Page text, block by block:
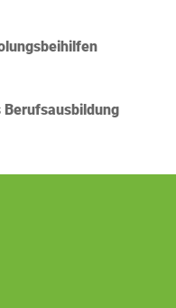
Berufsausbildung